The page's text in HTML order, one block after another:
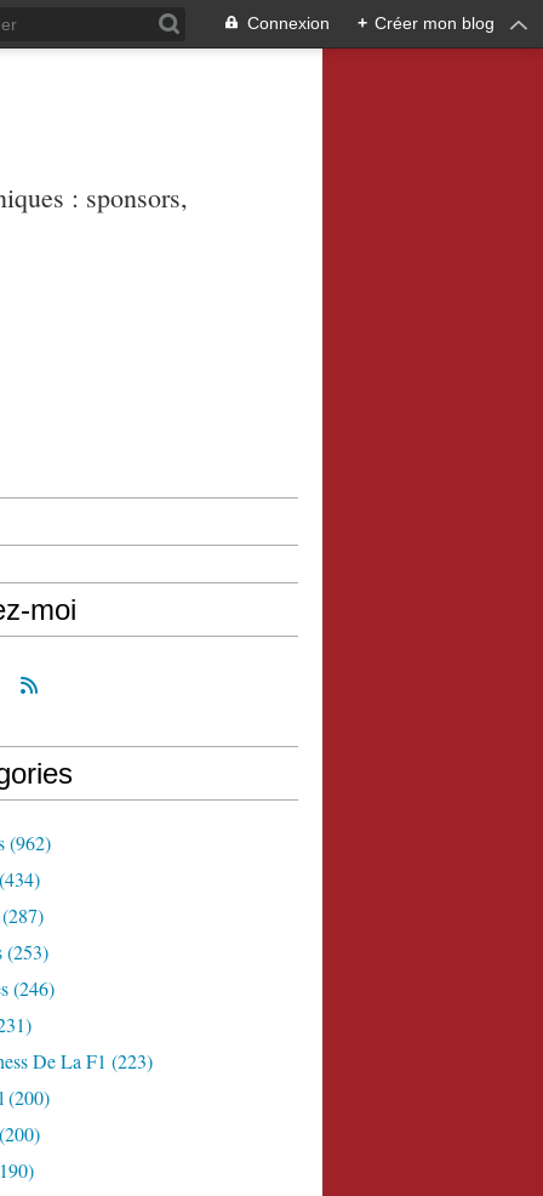
Connexion + Créer mon blog
: sponsors,
moi
(962)
(253)
(246)
De La F1 (223)
(200)